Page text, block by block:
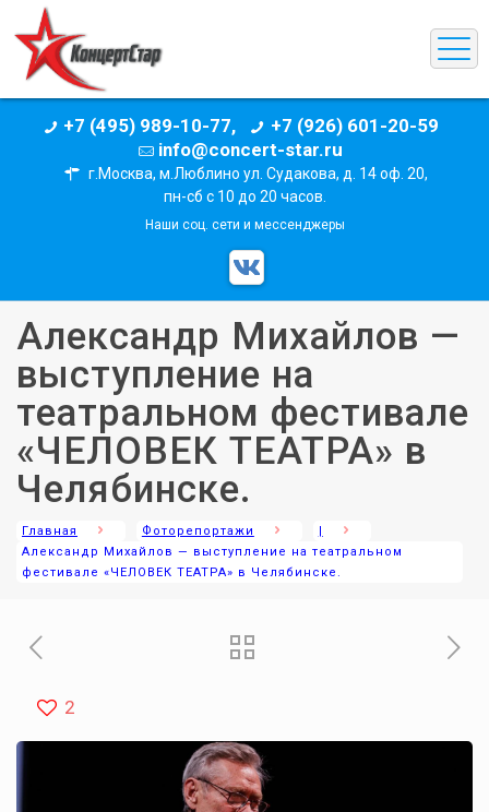
+7 (495) 989-10-77,
+7 (926) 601-20-59
info@concert-star.ru
г.Москва, м.Люблино ул. Судакова, д. 14 оф. 20,
пн-сб с 10 до 20 часов.
Наши соц. сети и мессенджеры
Александр Михайлов —
выступление на
театральном фестивале
«ЧЕЛОВЕК ТЕАТРА» в
Челябинске.
Главная Фоторепортажи
|
Александр Михайлов — выступление на театральном
фестивале «ЧЕЛОВЕК ТЕАТРА» в Челябинске.
2